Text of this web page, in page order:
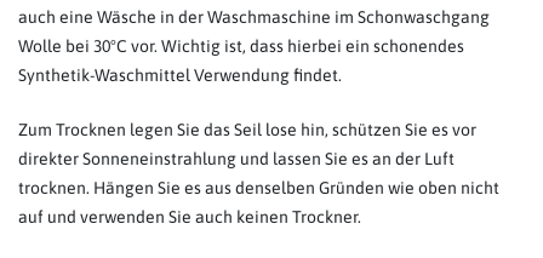
auch eine Wäsche in der Waschmaschine im Schonwaschgang
Wolle bei 30°C vor. Wichtig ist, dass hierbei ein schonendes
Synthetik-Waschmittel Verwendung findet.
Zum Trocknen legen Sie das Seil lose hin, schützen Sie es vor
direkter Sonneneinstrahlung und lassen Sie es an der Luft
trocknen. Hängen Sie es aus denselben Gründen wie oben nicht
auf und verwenden Sie auch keinen Trockner.